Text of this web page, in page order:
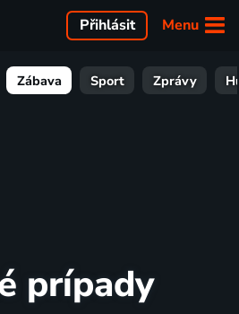
Menu
Přihlásit
Zábava Sport Zprávy
prípady